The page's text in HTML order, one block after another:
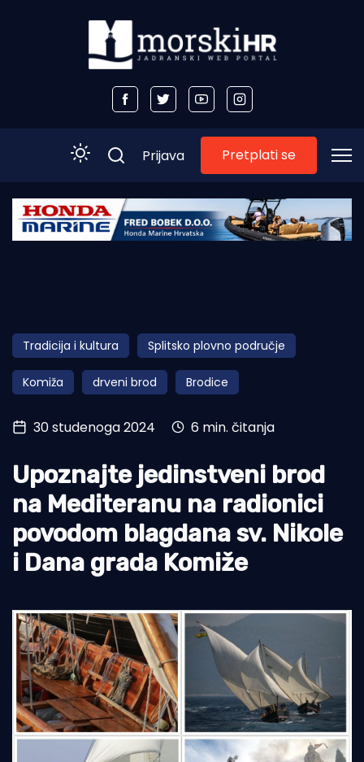
Početna
Obala
Otoci
Turizam i nautika
Pomorstvo
Ekologija
Tradicija i kultura
Prijava Pretplati se
Tradicija i kultura Splitsko plovno područje
Komiža drveni brod Brodice
30 studenoga 2024 6 min. čitanja
Upoznajte jedinstveni brod
na Mediteranu na radionici
povodom blagdana sv. Nikole
i Dana grada Komiže